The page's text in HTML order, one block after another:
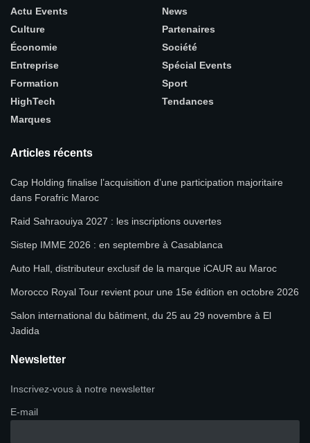
Actu Events
Culture
Économie
Entreprise
Formation
HighTech
Marques
News
Partenaires
Société
Spécial Events
Sport
Tendances
Articles récents
Cap Holding finalise l’acquisition d’une participation majoritaire
dans Forafric Maroc
Raid Sahraouiya 2027 : les inscriptions ouvertes
Sistep IMME 2026 : en septembre à Casablanca
Auto Hall, distributeur exclusif de la marque iCAUR au Maroc
Morocco Royal Tour revient pour une 15e édition en octobre 2026
Salon international du bâtiment, du 25 au 29 novembre à El
Jadida
Newsletter
Inscrivez-vous à notre newsletter
E-mail